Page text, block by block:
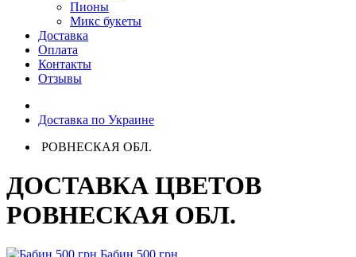
Пионы
Микс букеты
Доставка
Оплата
Контакты
Отзывы
Доставка по Украине
РОВНЕСКАЯ ОБЛ.
ДОСТАВКА ЦВЕТОВ
РОВНЕСКАЯ ОБЛ.
Бабин 500 грн